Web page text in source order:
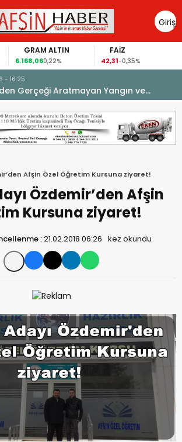
Giriş
Yap
GRAM ALTIN
6.168,060,22%
FAİZ
42,31-0,35%
- 16:25
Gerçeği Aratmayan Yangın ve
Afşin Özel Öğretim Kursuna ziyaret!
Özdemir’den Afşin
Kursuna ziyaret!
:21.02.2018 06:26 kez okundu